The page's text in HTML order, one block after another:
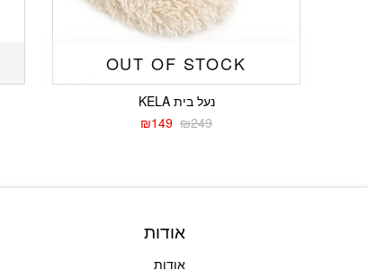
OUT OF STOCK
נעל בית KELA
₪249
המחיר
₪149
המחירהמחיר
המחיר
אודות
אודות